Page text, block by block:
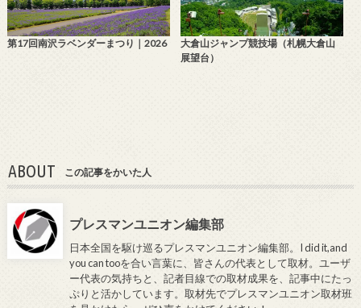
第17回南沢ラベンダーまつり｜2026
大倉山ジャンプ競技場（札幌大倉山
展望台）
ABOUT この記事をかいた人
プレスマンユニオン編集部
日本全国を駆け巡るプレスマンユニオン編集部。I did it,and
you can tooを合い言葉に、皆さんの代表として取材。ユーザ
ー代表の気持ちと、記者目線での取材成果を、記事中にたっ
ぷりと活かしています。取材先でプレスマンユニオン取材班